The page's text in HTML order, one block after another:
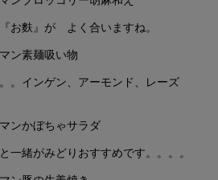
お麩』が よく合いますね。
。インゲン、アーモンド、レーズ
一緒がみどりおすすめです。。。。